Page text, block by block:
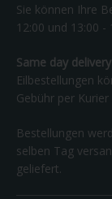
Sie können Ihre
12:00 und 13:00
Same day delivery
Eilbestellungen
Gebühr per
Bestellungen
selben Tag
geliefert.